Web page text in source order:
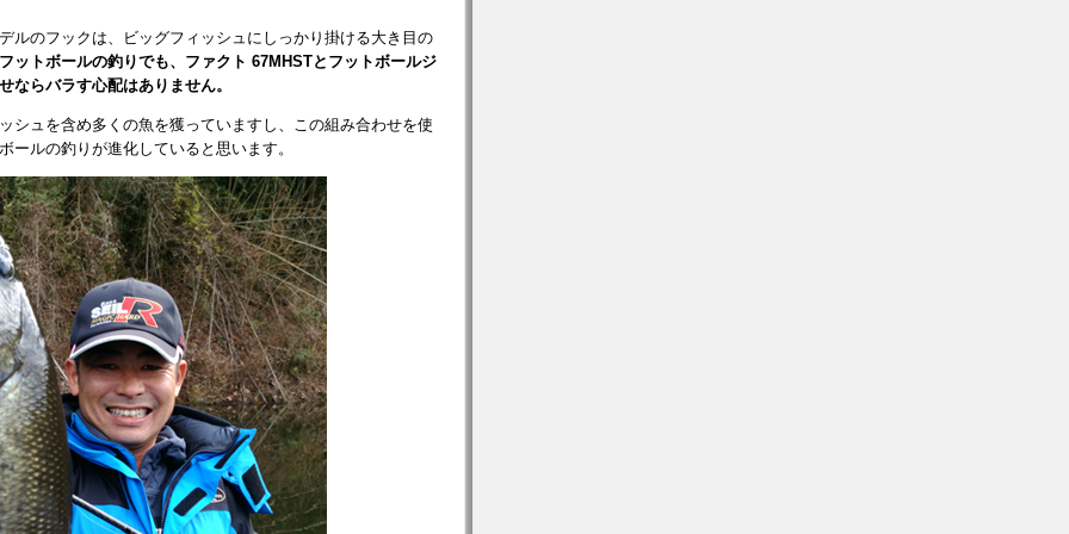
ルのフックは、ビッグフィッシュにしっかり掛ける大き目の
ットボールの釣りでも、ファクト 67MHSTとフットボールジ
ならバラす心配はありません。
シュを含め多くの魚を獲っていますし、この組み合わせを使
ルの釣りが進化していると思います。